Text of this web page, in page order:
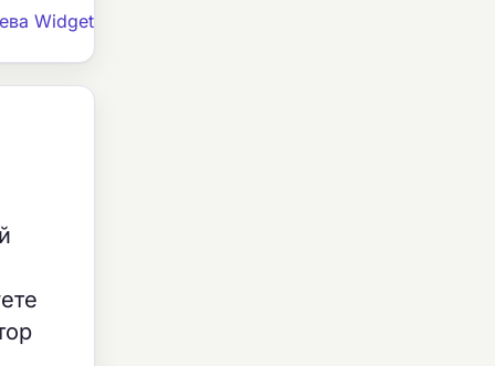
Widget